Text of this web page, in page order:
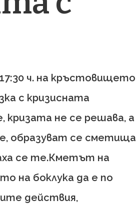
ч. на кръстовището
с кризисната
не се решава, а
образуват се
се те.Кметът на
на боклука да е по
действия,